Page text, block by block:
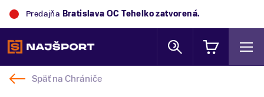
Predajňa Bratislava OC Tehelkozatvorená.
Späť naChrániče